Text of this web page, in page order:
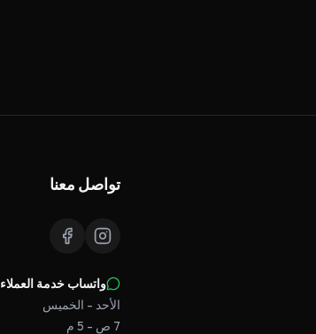
تواصل معنا
واتساب خدمة العملاء
الأحد - الخميس
7 ص - 5 م